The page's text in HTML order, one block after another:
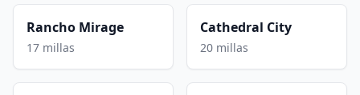
Rancho Mirage
17 millas
Cathedral City
20 millas